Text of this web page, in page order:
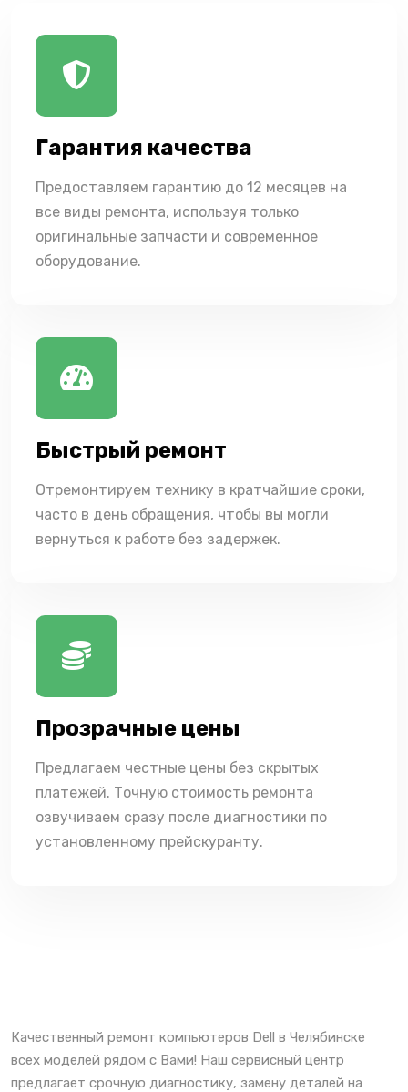
Гарантия качества
Предоставляем гарантию до 12 месяцев на
все виды ремонта, используя только
оригинальные запчасти и современное
оборудование.
Быстрый ремонт
Отремонтируем технику в кратчайшие сроки,
часто в день обращения, чтобы вы могли
вернуться к работе без задержек.
Прозрачные цены
Предлагаем честные цены без скрытых
платежей. Точную стоимость ремонта
озвучиваем сразу после диагностики по
установленному прейскуранту.
Качественный ремонт компьютеров Dell в Челябинске
всех моделей рядом с Вами! Наш сервисный центр
предлагает срочную диагностику, замену деталей на